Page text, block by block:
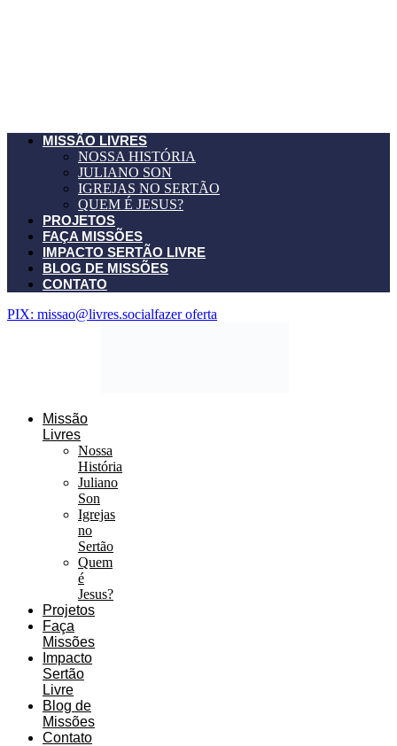
MISSÃO LIVRES
NOSSA HISTÓRIA
JULIANO SON
IGREJAS NO SERTÃO
QUEM É JESUS?
PROJETOS
FAÇA MISSÕES
IMPACTO SERTÃO LIVRE
BLOG DE MISSÕES
CONTATO
PIX: missao@livres.socialfazer oferta
Missão
Livres
Nossa
História
Juliano
Son
Igrejas
no
Sertão
Quem
é
Jesus?
Projetos
Faça
Missões
Impacto
Sertão
Livre
Blog de
Missões
Contato